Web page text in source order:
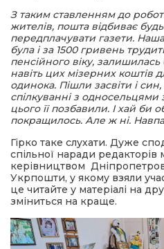
З таким ставленням до
жителів, пошта відбиває
передплачувати газети.
була і за 1500 гривень
пенсійного віку, залишилась
навіть цих мізерних коштів
одинока. Пішли засвіти і син,
спілкуванні з односельцями
цього її позбавили. І хай би
покращилось. Але ж ні.
Гірко таке слухати. Дуже
спільної наради редакторів
керівництвом
Укрпошти, у якому взяли
це читайте у матеріалі на
зміниться на краще.